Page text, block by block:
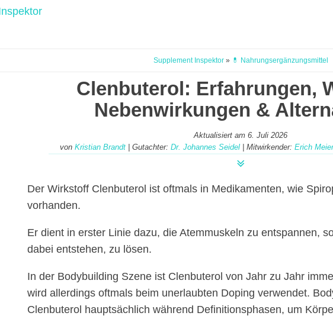
Supplement Inspektor» 💊 Nahrungsergänzungsmittel
Clenbuterol: Erfahrungen,
Nebenwirkungen &
Aktualisiert am 6. Juli 2026
von Kristian Brandt | Gutachter: Dr. Johannes Seidel | Mitwirkender: Erich Meier
Der Wirkstoff Clenbuterol ist oftmals in Medikamenten, wie
vorhanden.
Er dient in erster Linie dazu, die Atemmuskeln zu entspannen,
dabei entstehen, zu lösen.
In der Bodybuilding Szene ist Clenbuterol von Jahr zu Jahr
wird allerdings oftmals beim unerlaubten Doping verwendet.
Clenbuterol hauptsächlich während Definitionsphasen, um